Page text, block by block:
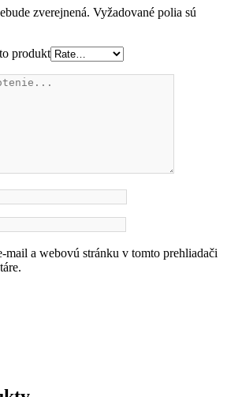
zverejnená. Vyžadované polia sú
produkt
a webovú stránku v tomto prehliadači